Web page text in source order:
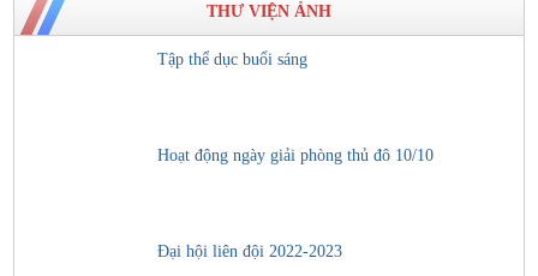
THƯ VIỆN ẢNH
Tập thể dục buổi sáng
Hoạt động ngày giải phòng thủ đô 10/10
Đại hội liên đội 2022-2023